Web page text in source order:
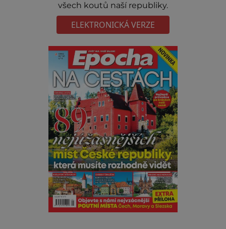
všech koutů naší republiky.
ELEKTRONICKÁ VERZE